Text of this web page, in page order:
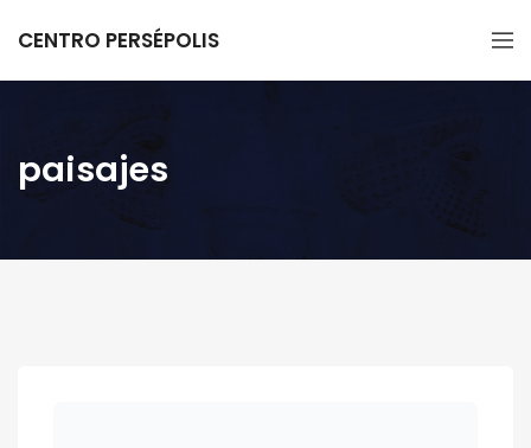
CENTRO PERSÉPOLIS
paisajes